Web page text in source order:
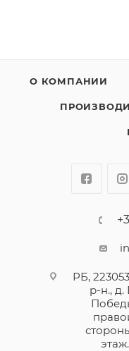
О КОМПАНИИ
РБ,
р-н., д.